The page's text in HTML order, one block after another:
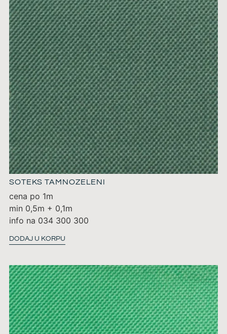
SOTEKS TAMNOZELENI
cena po 1m
min 0,5m + 0,1m
info na 034 300 300
DODAJ U KORPU